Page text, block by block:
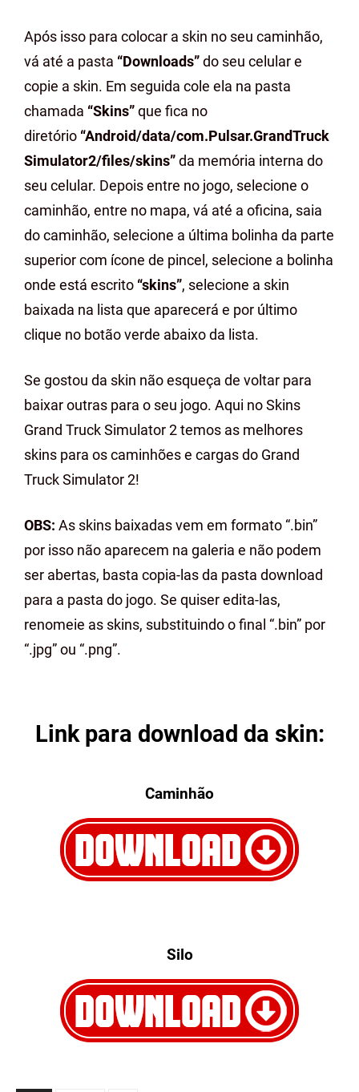
Após isso para colocar a skin no seu caminhão,
vá até a pasta “Downloads”do seu celular e
copie a skin. Em seguida cole ela na pasta
chamada “Skins”que fica no
diretório “Android/data/com.Pulsar.GrandTruck
Simulator2/files/skins”da memória interna do
seu celular. Depois entre no jogo, selecione o
caminhão, entre no mapa, vá até a oficina, saia
do caminhão, selecione a última bolinha da parte
superior com ícone de pincel, selecione a bolinha
onde está escrito “skins”, selecione a skin
baixada na lista que aparecerá e por último
clique no botão verde abaixo da lista.
Se gostou da skin não esqueça de voltar para
baixar outras para o seu jogo. Aqui no Skins
Grand Truck Simulator 2 temos as melhores
skins para os caminhões e cargas do Grand
Truck Simulator 2!
OBS: As skins baixadas vem em formato “.bin”
por isso não aparecem na galeria e não podem
ser abertas, basta copia-las da pasta download
para a pasta do jogo. Se quiser edita-las,
renomeie as skins, substituindo o final “.bin” por
“.jpg” ou “.png”.
Link para download da skin:
Caminhão
Silo